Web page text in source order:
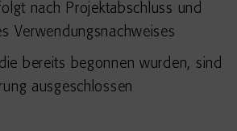
nach Projektabschluss und
Verwendungsnachweises
bereits begonnen wurden, sind
ausgeschlossen